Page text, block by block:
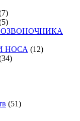
НОСА (12)
(51)